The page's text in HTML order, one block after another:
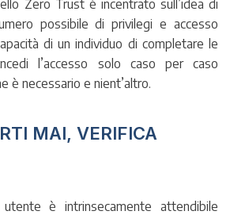
Zero Trust è incentrato sull’idea di
possibile di privilegi e accesso
di un individuo di completare le
l’accesso solo caso per caso
è necessario e nient’altro.
MAI, VERIFICA
è intrinsecamente attendibile